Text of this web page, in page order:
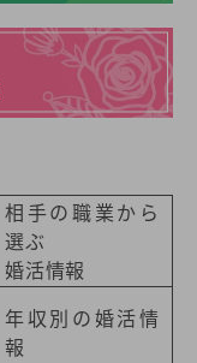
相手の職業から
選ぶ
婚活情報
年収別の婚活情
報